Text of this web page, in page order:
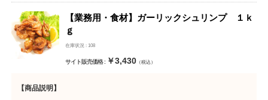
【業務用・食材】ガーリックシュリンプ １ｋ
ｇ
在庫状況 : 108
サイト販売価格 : ￥3,430（税込）
【商品説明】